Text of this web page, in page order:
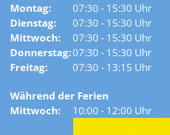
Montag:
07:30 - 15:30 Uhr
Dienstag:
07:30 - 15:30 Uhr
Mittwoch:
07:30 - 15:30 Uhr
Donnerstag:07:30 - 15:30 Uhr
Freitag:
07:30 - 13:15 Uhr
Während der Ferien
Mittwoch:
10:00 - 12:00 Uhr